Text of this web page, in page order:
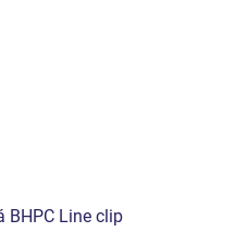
BHPC Line clip